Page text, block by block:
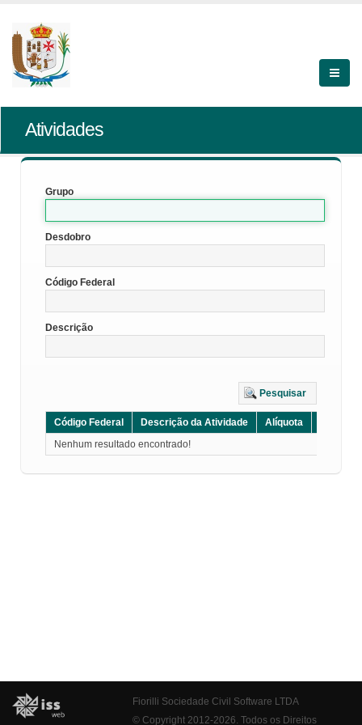
Atividades
Grupo
Desdobro
Código Federal
Descrição
Pesquisar
Código Federal Descrição da Atividade Alíquota
Nenhum resultado encontrado!
Fiorilli Sociedade Civil Software LTDA
© Copyright 2012-2026. Todos os Direitos